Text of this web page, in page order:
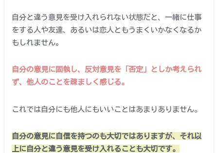
自分と違う意見を受け入れられない状態だと、一緒に仕事
をする人や友達、あるいは恋人ともうまくいかなくなるか
もしれません。
自分の意見に固執し、反対意見を「否定」としか考えられ
ず、他人のことを疎ましく感じる。
これでは自分にも他人にもいいことはあまりありません。
自分の意見に自信を持つのも大切ではありますが、それ以
上に自分と違う意見を受け入れることも大切です。